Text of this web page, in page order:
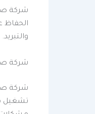
شركة
الحفاظ
شركة
شركة
تشغيل